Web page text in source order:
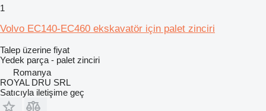
1
Volvo EC140-EC460 ekskavatör için palet zinciri
Talep üzerine fiyat
Yedek parça - palet zinciri
Romanya
ROYAL DRU SRL
Satıcıyla iletişime geç